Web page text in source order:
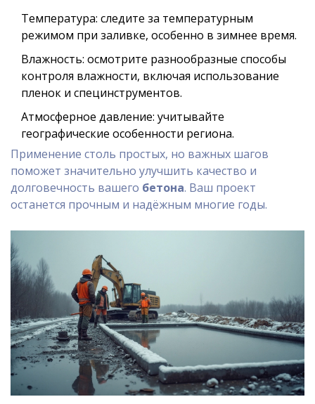
Температура: следите за температурным
режимом при заливке, особенно в зимнее время.
Влажность: осмотрите разнообразные способы
контроля влажности, включая использование
пленок и специнструментов.
Атмосферное давление: учитывайте
географические особенности региона.
Применение столь простых, но важных шагов
поможет значительно улучшить качество и
долговечность вашего бетона. Ваш проект
останется прочным и надёжным многие годы.